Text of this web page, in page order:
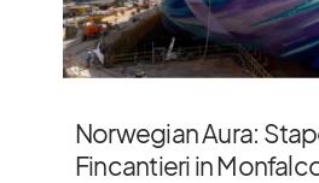
Norwegian Aura:
Fincantieri in